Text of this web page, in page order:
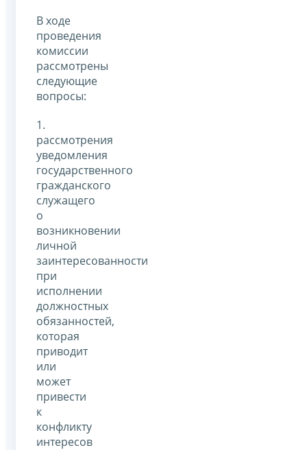
В ходе
проведения
комиссии
рассмотрены
следующие
вопросы:
1.
рассмотрения
уведомления
государственного
гражданского
служащего
о
возникновении
личной
заинтересованности
при
исполнении
должностных
обязанностей,
которая
приводит
или
может
привести
к
конфликту
интересов